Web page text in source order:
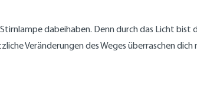
dabeihaben. Denn durch das Licht
Veränderungen des Weges überraschen dich